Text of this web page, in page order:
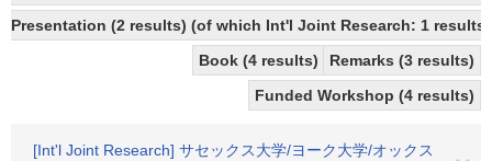
Presentation (2 results) (of which Int'l Joint Research: 1
Book (4 results)
Remarks (3 results)
Funded Workshop (4 results)
[Int'l Joint Research] サセックス大学/ヨーク大学/オックス